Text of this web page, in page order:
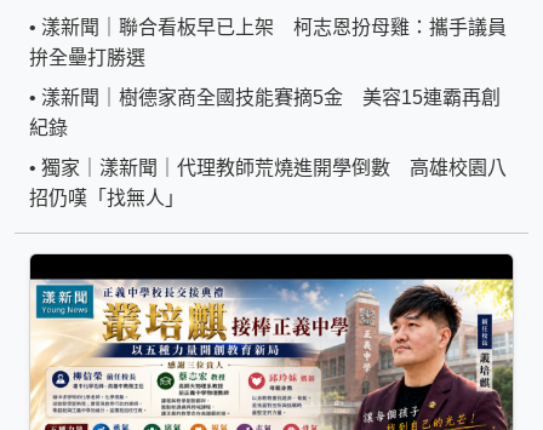
• 漾新聞｜聯合看板早已上架 柯志恩扮母雞：攜手議員
拚全壘打勝選
• 漾新聞｜樹德家商全國技能賽摘5金 美容15連霸再創
紀錄
• 獨家｜漾新聞｜代理教師荒燒進開學倒數 高雄校園八
招仍嘆「找無人」